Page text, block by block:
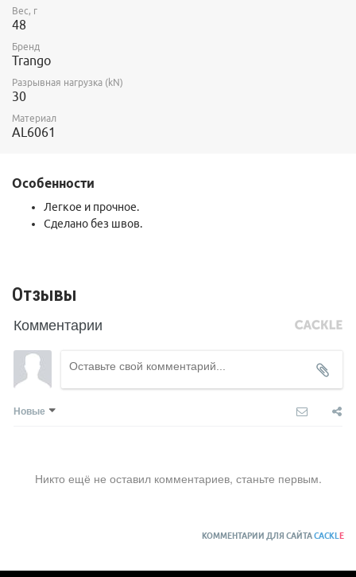
Вес, г
48
Бренд
Trango
Разрывная нагрузка (kN)
30
Материал
AL6061
Особенности
Легкое и прочное.
Сделано без швов.
Отзывы
Комментарии
Новые
Никто ещё не оставил комментариев, станьте первым.
КОММЕНТАРИИ ДЛЯ САЙТАCACKL E